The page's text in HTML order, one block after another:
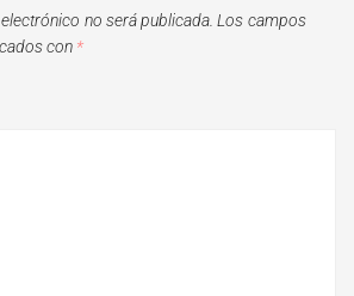
no será publicada. Los campos
con *